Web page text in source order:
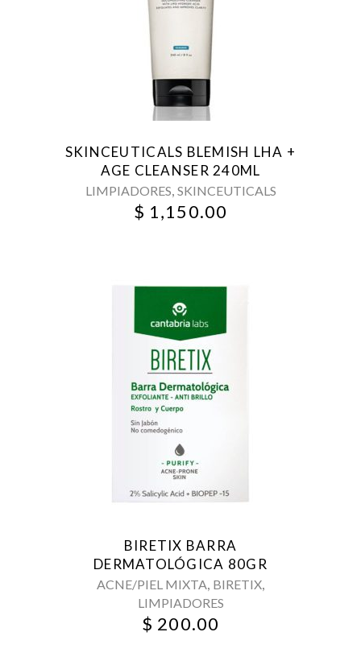
SKINCEUTICALS BLEMISH LHA +
AGE CLEANSER 240ML
LIMPIADORES, SKINCEUTICALS
$ 1,150.00
BIRETIX BARRA
DERMATOLÓGICA 80GR
ACNE/PIEL MIXTA, BIRETIX,
LIMPIADORES
$ 200.00